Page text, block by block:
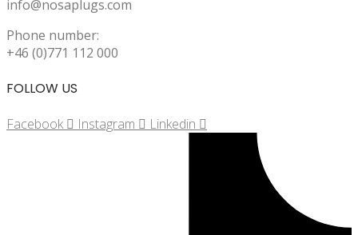
info@nosaplugs.com
Phone number:
+46 (0)771 112 000
FOLLOW US
Facebook Instagram Linkedin